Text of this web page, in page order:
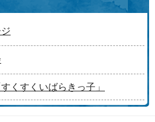
くすくいばらきっ子」